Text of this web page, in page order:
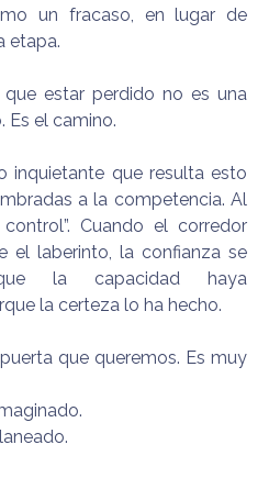
un fracaso, en lugar de
etapa.
que estar perdido no es una
Es el camino.
inquietante que resulta esto
a la competencia. Al
Cuando el corredor
el laberinto, la confianza se
la capacidad haya
la certeza lo ha hecho.
que queremos. Es muy